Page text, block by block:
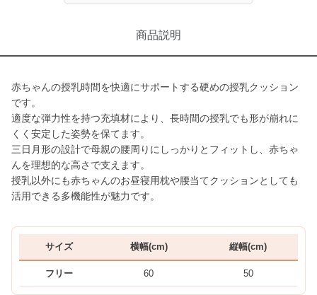
商品説明
赤ちゃんの授乳時間を快適にサポートする硬めの授乳クッション
です。
適度な弾力性を持つ充填材により、長時間の授乳でも形が崩れに
くく安定した姿勢を保てます。
三日月形の設計で母親の腰周りにしっかりとフィットし、赤ちゃ
んを理想的な高さで支えます。
授乳以外にも赤ちゃんのお昼寝用枕や腰当てクッションとしても
活用できる多機能性が魅力です。
サイズ 横幅(cm) 縦幅(cm)
フリー 60 50